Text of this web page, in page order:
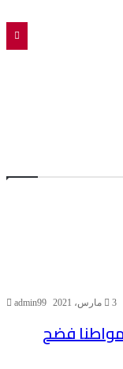
admin99 3 مارس، 2021
مواطنا فضح